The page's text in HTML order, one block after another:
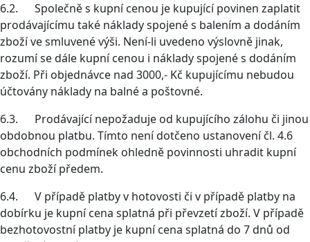
6.2. Společně s kupní cenou je kupující povinen zaplatit
prodávajícímu také náklady spojené s balením a dodáním
zboží ve smluvené výši. Není-li uvedeno výslovně jinak,
rozumí se dále kupní cenou i náklady spojené s dodáním
zboží. Při objednávce nad 3000,- Kč kupujícímu nebudou
účtovány náklady na balné a poštovné.
6.3. Prodávající nepožaduje od kupujícího zálohu či jinou
obdobnou platbu. Tímto není dotčeno ustanovení čl. 4.6
obchodních podmínek ohledně povinnosti uhradit kupní
cenu zboží předem.
6.4. V případě platby v hotovosti či v případě platby na
dobírku je kupní cena splatná při převzetí zboží. V případě
bezhotovostní platby je kupní cena splatná do 7 dnů od